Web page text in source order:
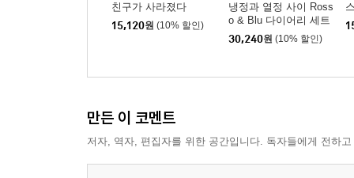
친구가 사라졌다
15,120원 (10% 할인)
냉정과 열정 사이 Ross
o & Blu 다이어리 세트
30,240원 (10% 할인)
만든 이 코멘트
저자, 역자, 편집자를 위한 공간입니다. 독자들에게 전하